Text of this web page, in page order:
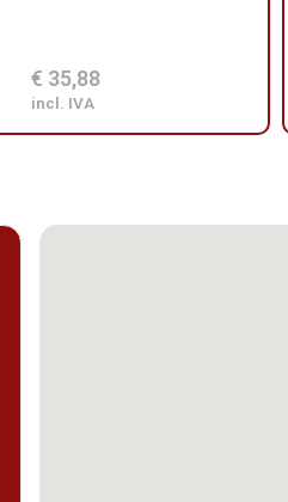
€ 35,88
incl. IVA